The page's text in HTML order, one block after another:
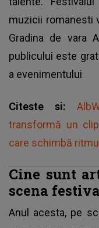
muzicii romanesti
Gradina de vara
publicului este
a evenimentului
Citeste si:
transformă un
care schimbă
Cine sunt
scena
Anul acesta, pe